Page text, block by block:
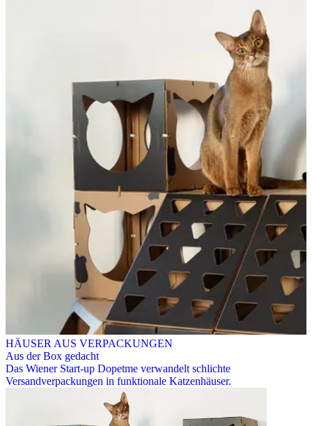
HÄUSER AUS VERPACKUNGEN
Aus der Box gedacht
Das Wiener Start-up Dopetme verwandelt schlichte
Versandverpackungen in funktionale Katzenhäuser.